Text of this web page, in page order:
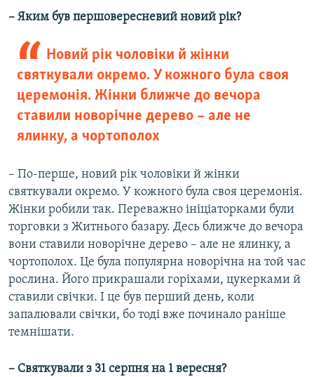
– Яким був першовересневий новий рік?
Новий рік чоловіки й жінки
святкували окремо. У кожного була своя
церемонія. Жінки ближче до вечора
ставили новорічне дерево – але не
ялинку, а чортополох
– По-перше, новий рік чоловіки й жінки
святкували окремо. У кожного була своя церемонія.
Жінки робили так. Переважно ініціаторками були
торговки з Житнього базару. Десь ближче до вечора
вони ставили новорічне дерево – але не ялинку, а
чортополох. Це була популярна новорічна на той час
рослина. Його прикрашали горіхами, цукерками й
ставили свічки. І це був перший день, коли
запалювали свічки, бо тоді вже починало раніше
темнішати.
– Святкували з 31 серпня на 1 вересня?